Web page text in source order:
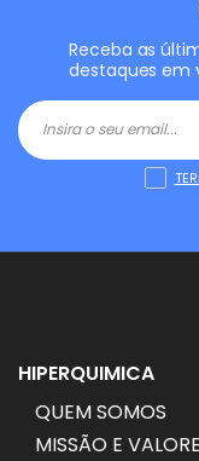
Receba as
destaques em
HIPERQUIMICA
QUEM SOMOS
MISSÃO E